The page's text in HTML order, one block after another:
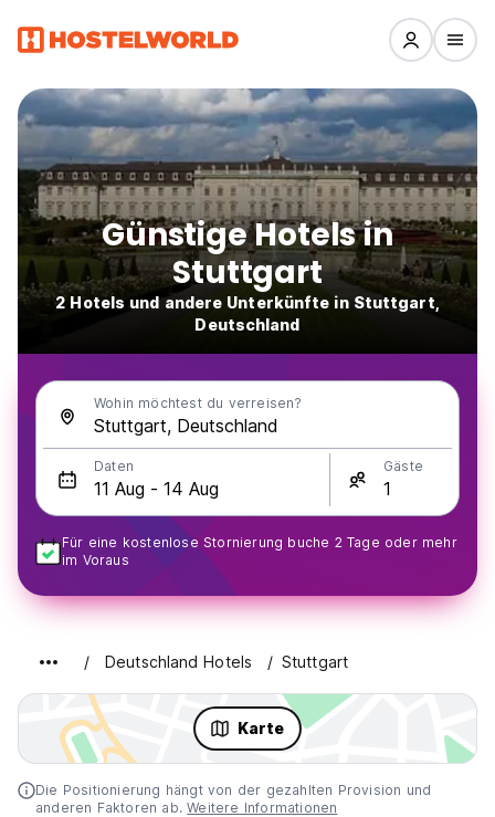
Günstige Hotels in
Stuttgart
2 Hotels und andere Unterkünfte in Stuttgart,
Deutschland
Wohin möchtest du verreisen?
Daten Gäste
Für eine kostenlose Stornierung buche 2 Tage oder mehr
im Voraus
Deutschland Hotels Stuttgart
Karte
Die Positionierung hängt von der gezahlten Provision und
anderen Faktoren ab.Weitere Informationen